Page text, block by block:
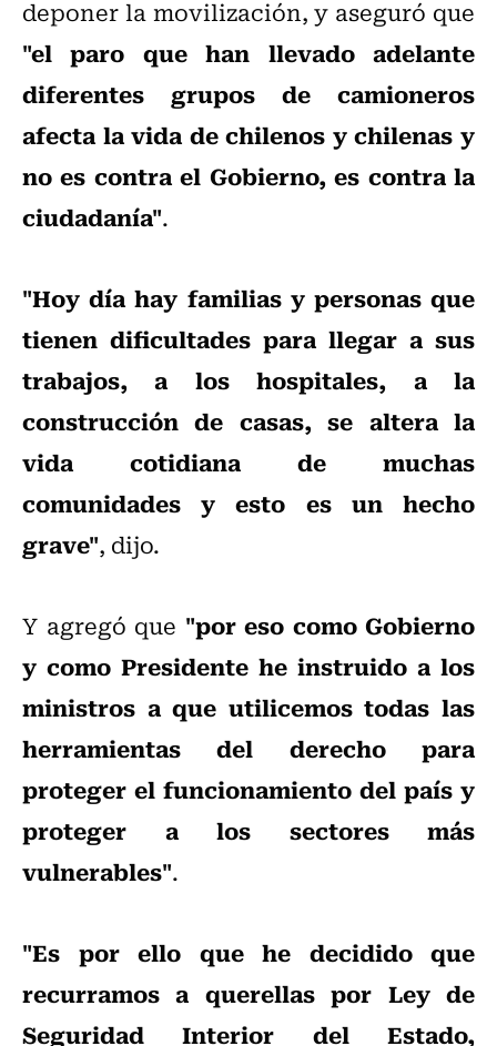
deponer la movilización, y aseguró que
"el paro que han llevado adelante
diferentes grupos de camioneros
afecta la vida de chilenos y chilenas y
no es contra el Gobierno, es contra la
ciudadanía".
"Hoy día hay familias y personas que
tienen dificultades para llegar a sus
trabajos, a los hospitales, a la
construcción de casas, se altera la
vida cotidiana de muchas
comunidades y esto es un hecho
grave", dijo.
Y agregó que "por eso como Gobierno
y como Presidente he instruido a los
ministros a que utilicemos todas las
herramientas del derecho para
proteger el funcionamiento del país y
proteger a los sectores más
vulnerables".
"Es por ello que he decidido que
recurramos a querellas por Ley de
Seguridad Interior del Estado,